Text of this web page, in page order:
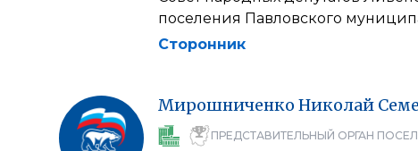
поселения Павловского
Сторонник
Мирошниченко Николай
ПРЕДСТАВИТЕЛЬНЫЙ ОРГАН